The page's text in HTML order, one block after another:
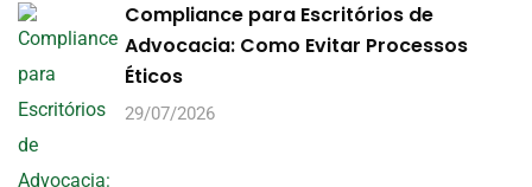
Compliance para Escritórios de
Advocacia: Como Evitar Processos
Éticos
29/07/2026